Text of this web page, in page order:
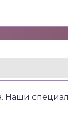
Наши